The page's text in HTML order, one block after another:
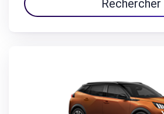
Rechercher